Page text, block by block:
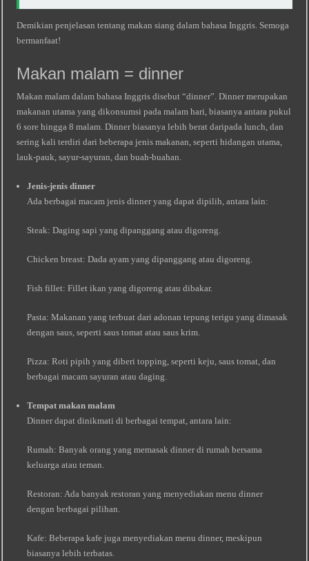
Demikian penjelasan tentang makan siang dalam bahasa Inggris. Semoga
bermanfaat!
Makan malam = dinner
Makan malam dalam bahasa Inggris disebut “dinner”. Dinner merupakan
makanan utama yang dikonsumsi pada malam hari, biasanya antara pukul
6 sore hingga 8 malam. Dinner biasanya lebih berat daripada lunch, dan
sering kali terdiri dari beberapa jenis makanan, seperti hidangan utama,
lauk-pauk, sayur-sayuran, dan buah-buahan.
Jenis-jenis dinner
Ada berbagai macam jenis dinner yang dapat dipilih, antara lain:
Steak: Daging sapi yang dipanggang atau digoreng.
Chicken breast: Dada ayam yang dipanggang atau digoreng.
Fish fillet: Fillet ikan yang digoreng atau dibakar.
Pasta: Makanan yang terbuat dari adonan tepung terigu yang dimasak
dengan saus, seperti saus tomat atau saus krim.
Pizza: Roti pipih yang diberi topping, seperti keju, saus tomat, dan
berbagai macam sayuran atau daging.
Tempat makan malam
Dinner dapat dinikmati di berbagai tempat, antara lain:
Rumah: Banyak orang yang memasak dinner di rumah bersama
keluarga atau teman.
Restoran: Ada banyak restoran yang menyediakan menu dinner
dengan berbagai pilihan.
Kafe: Beberapa kafe juga menyediakan menu dinner, meskipun
biasanya lebih terbatas.